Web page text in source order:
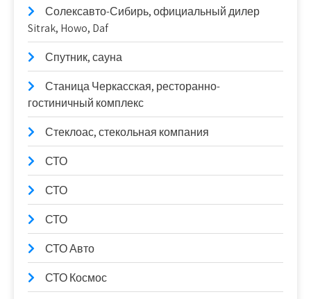
Солексавто-Сибирь, официальный дилер
Sitrak, Howo, Daf
Спутник, сауна
Станица Черкасская, ресторанно-
гостиничный комплекс
Стеклоас, стекольная компания
СТО
СТО
СТО
СТО Авто
СТО Космос